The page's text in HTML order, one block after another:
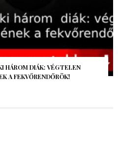
PÁR ÓRA VOLT, MÉGIS AZ